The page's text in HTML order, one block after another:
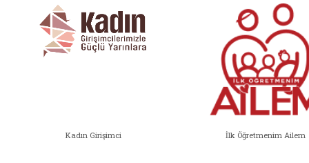
Kadın Girişimci İlk Öğretmenim Ailem